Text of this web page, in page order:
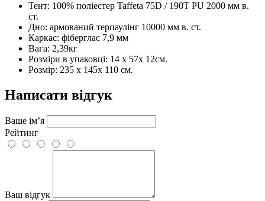
Тент: 100% поліестер Taffeta 75D / 190T PU 2000 мм в.
ст.
Дно: армований терпаулінг 10000 мм в. ст.
Каркас: фіберглас 7,9 мм
Вага: 2,39кг
Розміри в упаковці: 14 x 57x 12см.
Розмір: 235 х 145х 110 см.
Написати відгук
Ваше ім’я
Рейтинг
Ваш відгук